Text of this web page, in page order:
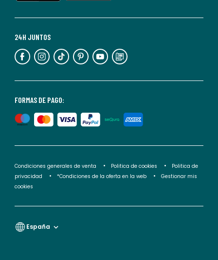
Para
información,
puedes
nuestra
de
privacidad</2>.
FORMAS DE PAGO:
24H JUNTOS
Condiciones generales de venta Politica de cookies
Politica de
privacidad
*Condiciones de la oferta en la web
Gestionar mis
cookies
España